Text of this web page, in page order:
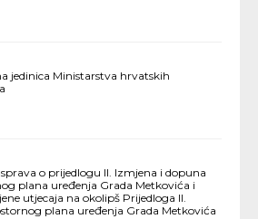
jedinica Ministarstva hrvatskih
o prijedlogu II. Izmjena i dopuna
plana uređenja Grada Metkovića i
utjecaja na okolipš Prijedloga II.
plana uređenja Grada Metkovića